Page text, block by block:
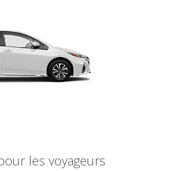
les voyageurs